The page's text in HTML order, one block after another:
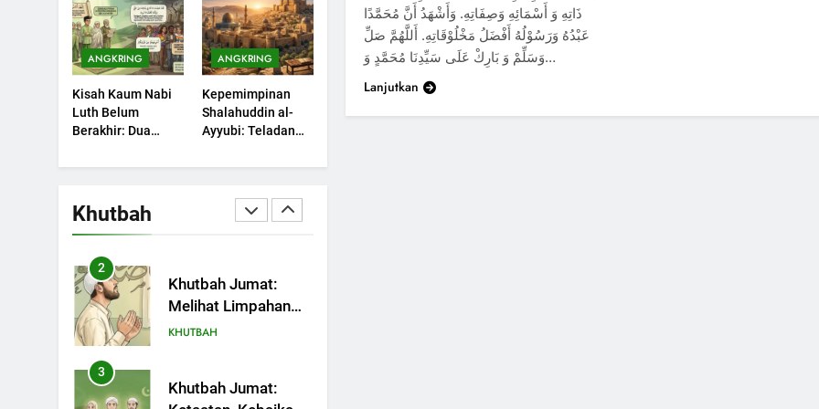
ANGKRING
Kisah Kaum Nabi
Luth Belum
Berakhir: Dua
yang Kini Kembali
ANGKRING
Kepemimpinan
Shalahuddin al-
Ayyubi: Teladan
Dipelajari oleh
Sekarang (2)
Khutbah
Diterima
KHUTBAH
203
Khutbah Jumat:
Bulan Muharram
Bulan Bersejarah
KHUTBAH
1
Mengapa Orang
Dengki Tak Akan
2
Khutbah Jumat:
Melihat Limpahan
Nikmat Allah
KHUTBAH
3
Khutbah Jumat:
ذَاتِهِ وَ أَسْمَائِهِ وَصِفَاتِهِ. وَأَشْهَدُ أَنَّ مُحَمَّدًا
عَبْدُهُ وَرَسُوْلُهُ أَفْضَلُ مَخْلُوْقَاتِهِ. أَللَّهُمَّ صَلِّ
وَسَلِّمْ وَ بَارِكْ عَلَى سَيِّدِنَا مُحَمَّدٍ وَ…
Lanjutkan